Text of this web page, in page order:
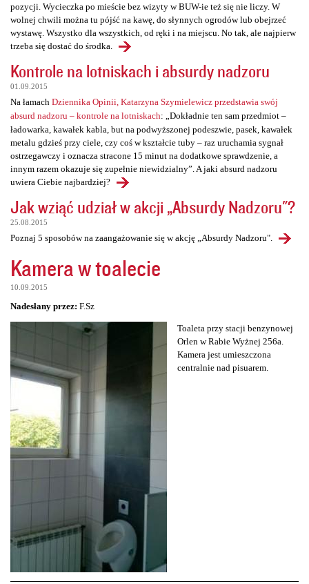
pozycji. Wycieczka po mieście bez wizyty w BUW-ie też się nie liczy. W
wolnej chwili można tu pójść na kawę, do słynnych ogrodów lub obejrzeć
wystawę. Wszystko dla wszystkich, od ręki i na miejscu. No tak, ale najpierw
trzeba się dostać do środka.
Kontrole na lotniskach i absurdy nadzoru
01.09.2015
Na łamach Dziennika Opinii, Katarzyna Szymielewicz przedstawia swój
absurd nadzoru – kontrole na lotniskach: „Dokładnie ten sam przedmiot –
ładowarka, kawałek kabla, but na podwyższonej podeszwie, pasek, kawałek
metalu gdzieś przy ciele, czy coś w kształcie tuby – raz uruchamia sygnał
ostrzegawczy i oznacza stracone 15 minut na dodatkowe sprawdzenie, a
innym razem okazuje się zupełnie niewidzialny”. A jaki absurd nadzoru
uwiera Ciebie najbardziej?
Jak wziąć udział w akcji „Absurdy Nadzoru"?
25.08.2015
Poznaj 5 sposobów na zaangażowanie się w akcję „Absurdy Nadzoru".
Kamera w toalecie
10.09.2015
Nadesłany przez: F.Sz
Toaleta przy stacji benzynowej
Orlen w Rabie Wyżnej 256a.
Kamera jest umieszczona
centralnie nad pisuarem.